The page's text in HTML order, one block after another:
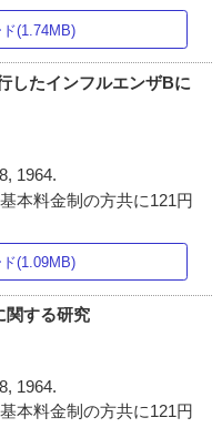
(1.74MB)
したインフルエンザBに
1964.
本料金制の方共に121円
(1.09MB)
関する研究
1964.
本料金制の方共に121円